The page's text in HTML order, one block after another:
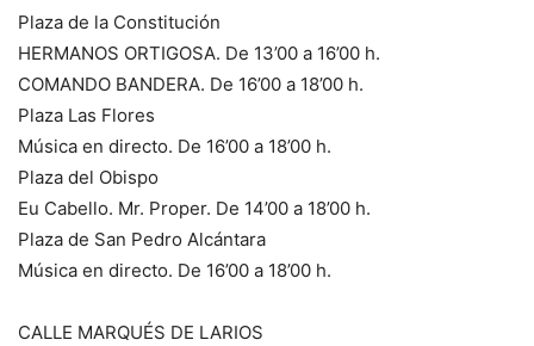
Plaza de la Constitución
HERMANOS ORTIGOSA. De 13’00 a 16’00 h.
COMANDO BANDERA. De 16’00 a 18’00 h.
Plaza Las Flores
Música en directo. De 16’00 a 18’00 h.
Plaza del Obispo
Eu Cabello. Mr. Proper. De 14’00 a 18’00 h.
Plaza de San Pedro Alcántara
Música en directo. De 16’00 a 18’00 h.
CALLE MARQUÉS DE LARIOS